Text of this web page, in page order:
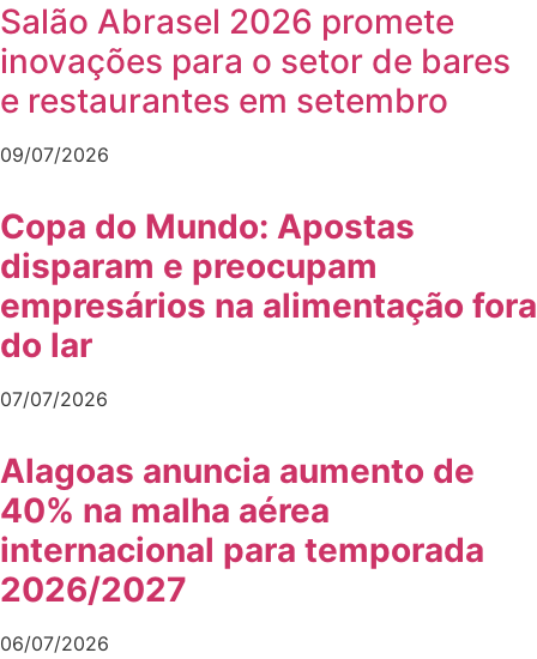
Salão Abrasel 2026 promete
inovações para o setor de bares
e restaurantes em setembro
09/07/2026
Copa do Mundo: Apostas
disparam e preocupam
empresários na alimentação fora
do lar
07/07/2026
Alagoas anuncia aumento de
40% na malha aérea
internacional para temporada
2026/2027
06/07/2026